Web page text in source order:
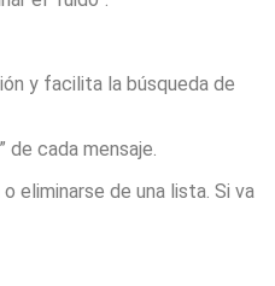
y facilita la búsqueda de
de cada mensaje.
eliminarse de una lista. Si va